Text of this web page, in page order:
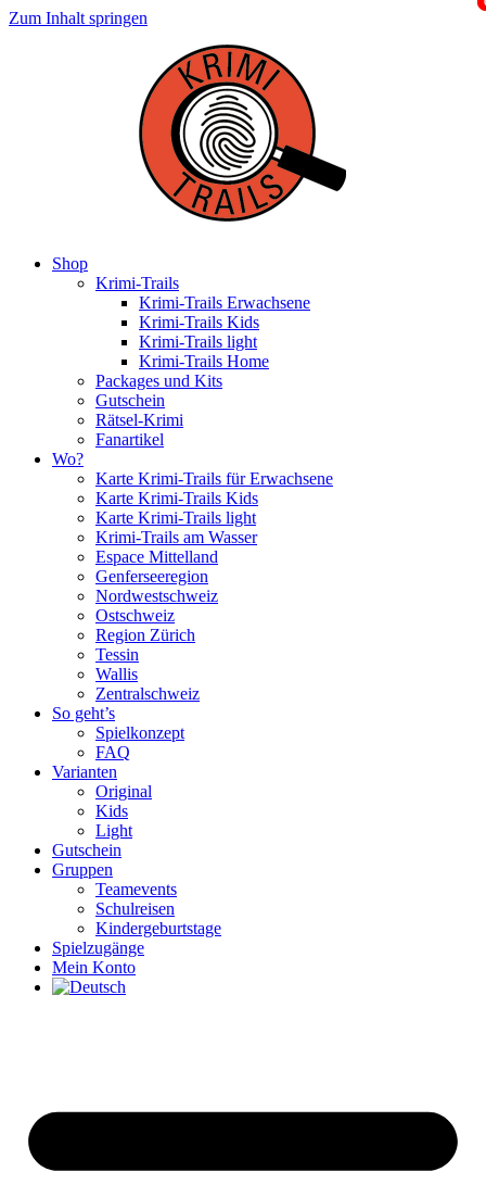
Zum Inhalt springen
Shop
Krimi-Trails
Krimi-Trails Erwachsene
Krimi-Trails Kids
Krimi-Trails light
Krimi-Trails Home
Packages und Kits
Gutschein
Rätsel-Krimi
Fanartikel
Wo?
Karte Krimi-Trails für Erwachsene
Karte Krimi-Trails Kids
Karte Krimi-Trails light
Krimi-Trails am Wasser
Espace Mittelland
Genferseeregion
Nordwestschweiz
Ostschweiz
Region Zürich
Tessin
Wallis
Zentralschweiz
So geht’s
Spielkonzept
FAQ
Varianten
Original
Kids
Light
Gutschein
Gruppen
Teamevents
Schulreisen
Kindergeburtstage
Spielzugänge
Mein Konto